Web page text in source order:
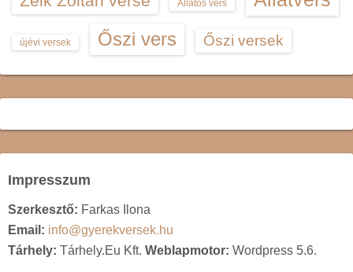
Állatos vers
újévi versek Őszi vers Őszi versek
Impresszum
Szerkesztő: Farkas Ilona
Email: info@gyerekversek.hu
Tárhely: Tárhely.Eu Kft. Weblapmotor: Wordpress 5.6.